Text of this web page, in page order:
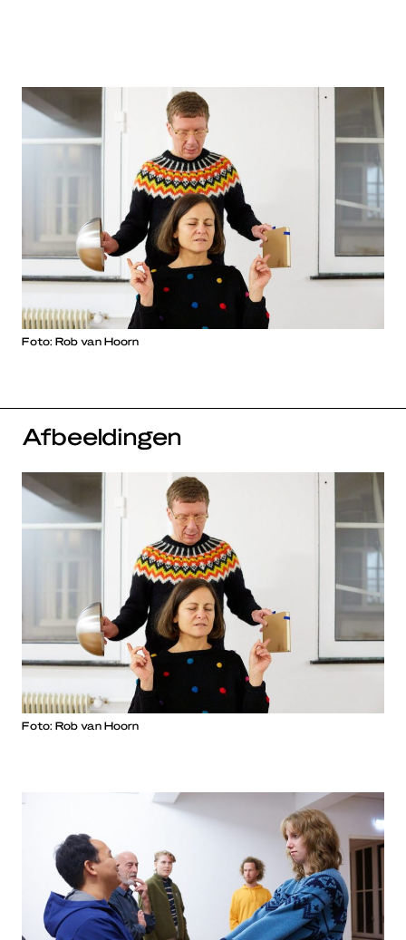
Foto: Rob van Hoorn
Afbeeldingen
Foto: Rob van Hoorn